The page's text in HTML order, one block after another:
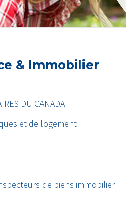
& Immobilier
DU CANADA
et de logement
de biens immobilier